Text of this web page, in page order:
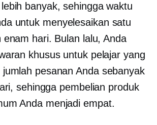
banyak, sehingga waktu
untuk menyelesaikan satu
enam hari. Bulan lalu, Anda
khusus untuk pelajar yang
pesanan Anda sebanyak
sehingga pembelian produk
Anda menjadi empat.